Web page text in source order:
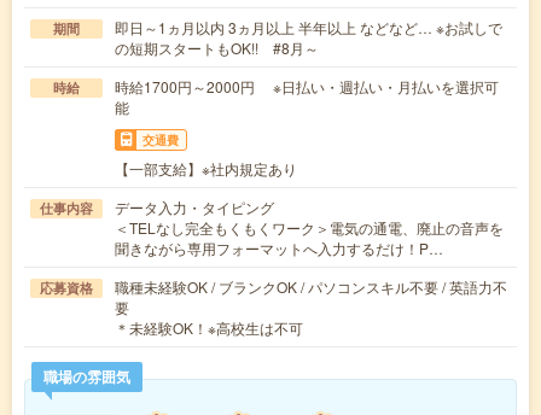
期間
即日～1ヵ月以内 3ヵ月以上 半年以上 などなど… ※お試しで
の短期スタートもOK!! #8月～
時給
時給1700円～2000円 ※日払い・週払い・月払いを選択可
能
交通費
【一部支給】※社内規定あり
仕事内容
データ入力・タイピング
＜TELなし完全もくもくワーク＞電気の通電、廃止の音声を
聞きながら専用フォーマットへ入力するだけ！P…
応募資格
職種未経験OK / ブランクOK / パソコンスキル不要 / 英語力不
要
＊未経験OK！※高校生は不可
職場の雰囲気